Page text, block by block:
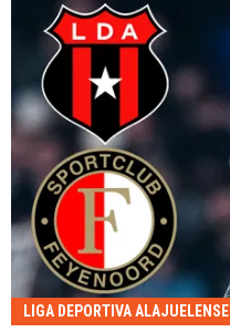
LIGA DEPORTIVA ALAJUELENSE